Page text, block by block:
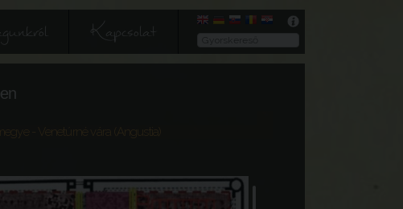
Kapcsolat
- Venetúrné vára (Angustia)